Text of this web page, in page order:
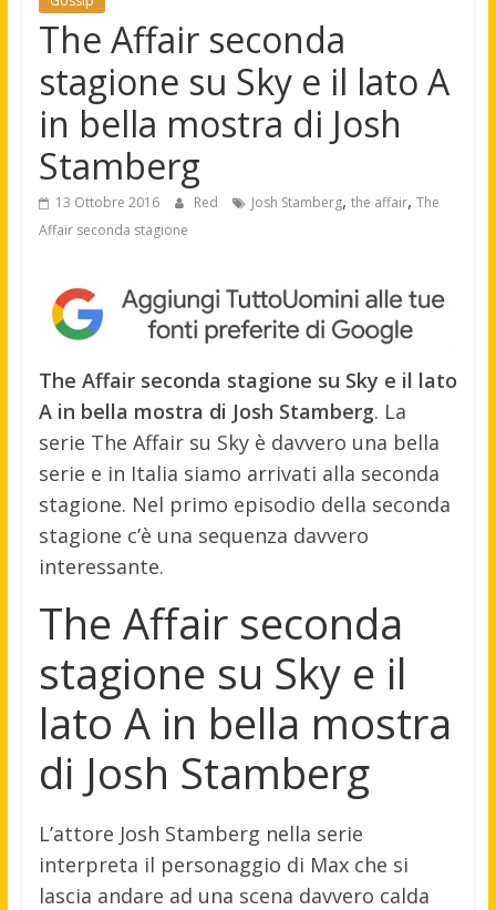
The Affair seconda
stagione su Sky e il lato A
in bella mostra di Josh
Stamberg
13 Ottobre 2016 Red Josh Stamberg, the affair, The
Affair seconda stagione
The Affair seconda stagione su Sky e il lato
A in bella mostra di Josh Stamberg. La
serie The Affair su Sky è davvero una bella
serie e in Italia siamo arrivati alla seconda
stagione. Nel primo episodio della seconda
stagione c’è una sequenza davvero
interessante.
The Affair seconda
stagione su Sky e il
lato A in bella mostra
di Josh Stamberg
L’attore Josh Stamberg nella serie
interpreta il personaggio di Max che si
lascia andare ad una scena davvero calda